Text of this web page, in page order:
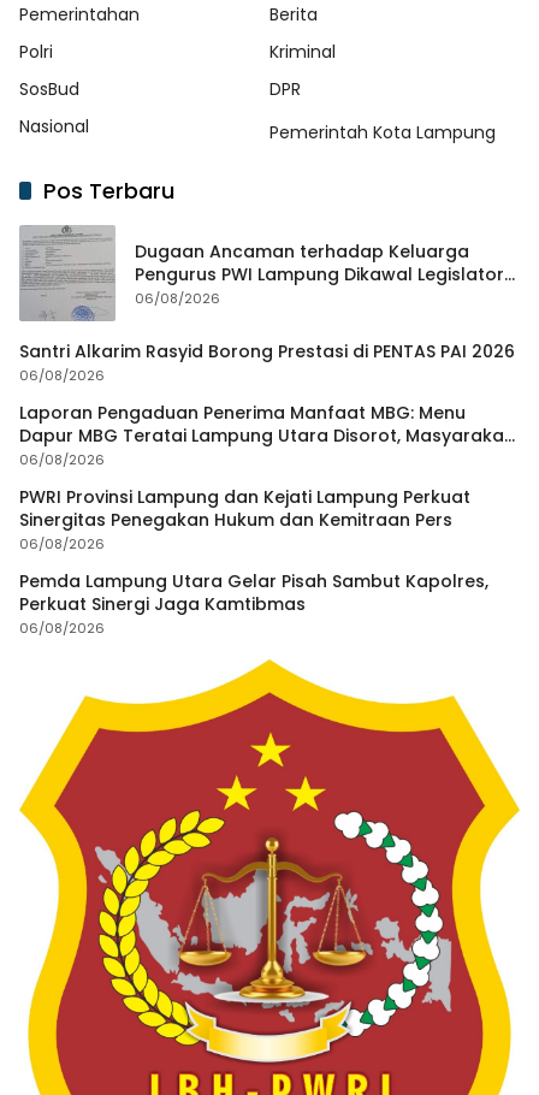
Pemerintahan
Berita
Polri
Kriminal
SosBud
DPR
Nasional
Pemerintah Kota Lampung
Pos Terbaru
Dugaan Ancaman terhadap Keluarga
Pengurus PWI Lampung Dikawal Legislator
dan Jurnalis
06/08/2026
Santri Alkarim Rasyid Borong Prestasi di PENTAS PAI 2026
06/08/2026
Laporan Pengaduan Penerima Manfaat MBG: Menu
Dapur MBG Teratai Lampung Utara Disorot, Masyarakat
Minta Satgas Lakukan Investigasi
06/08/2026
PWRI Provinsi Lampung dan Kejati Lampung Perkuat
Sinergitas Penegakan Hukum dan Kemitraan Pers
06/08/2026
Pemda Lampung Utara Gelar Pisah Sambut Kapolres,
Perkuat Sinergi Jaga Kamtibmas
06/08/2026